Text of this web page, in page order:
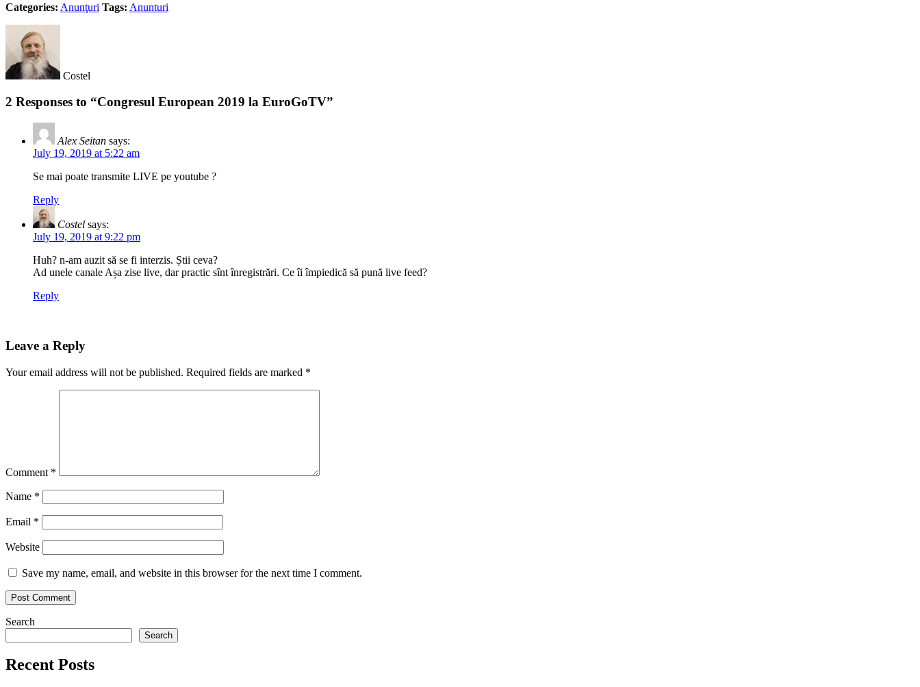
Categories: Anunţuri Tags: Anunturi
Costel
2 Responses to “Congresul European 2019 la EuroGoTV”
Alex Seitan says:
July 19, 2019 at 5:22 am
Se mai poate transmite LIVE pe youtube ?
Reply
Costel says:
July 19, 2019 at 9:22 pm
Huh? n-am auzit să se fi interzis. Știi ceva?
Ad unele canale Așa zise live, dar practic sînt înregistrări. Ce îi împiedică să pună live feed?
Reply
Leave a Reply
Your email address will not be published. Required fields are marked *
Comment *
Name *
Email *
Website
Save my name, email, and website in this browser for the next time I comment.
Search
Search
Recent Posts